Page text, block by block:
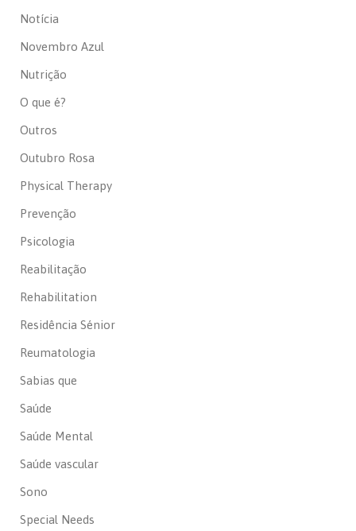
Notícia
Novembro Azul
Nutrição
O que é?
Outros
Outubro Rosa
Physical Therapy
Prevenção
Psicologia
Reabilitação
Rehabilitation
Residência Sénior
Reumatologia
Sabias que
Saúde
Saúde Mental
Saúde vascular
Sono
Special Needs